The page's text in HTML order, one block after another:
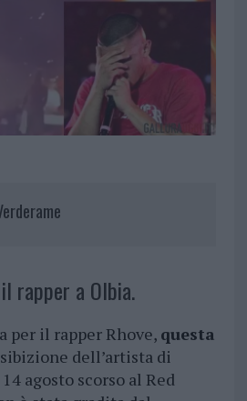
rapper a Olbia.
per il rapper Rhove, questa
dell’artista di
agosto scorso al Red